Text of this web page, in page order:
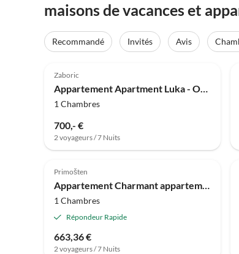
maisons de vacances et
Recommandé Invités Avis
Zaboric
Appartement Apartment Luka - One Bedroom Apartment with Balcony and Sea View
1 Chambres
700,- €
2 voyageurs / 7 Nuits
Primošten
Appartement Charmant appartement en Dalmatie
1 Chambres
Répondeur Rapide
663,36 €
2 voyageurs / 7 Nuits